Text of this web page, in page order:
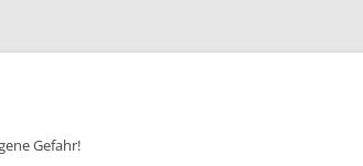
Gefahr!